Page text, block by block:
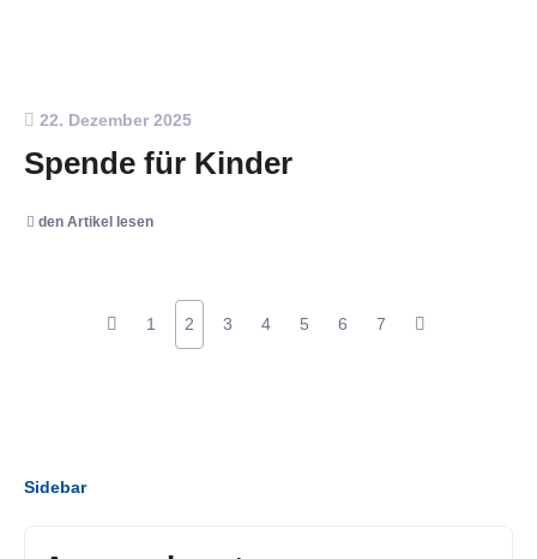
22. Dezember 2025
Spende für Kinder
den Artikel lesen
1 2 3 4 5 6 7
Sidebar